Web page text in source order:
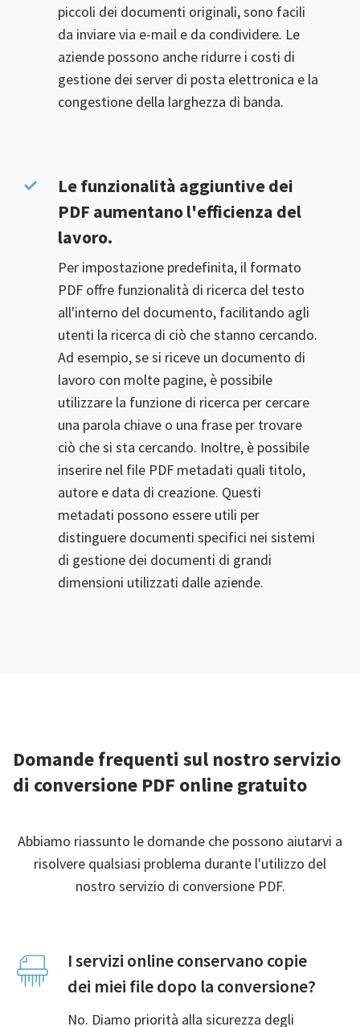
piccoli dei documenti originali, sono facili
da inviare via e-mail e da condividere. Le
aziende possono anche ridurre i costi di
gestione dei server di posta elettronica e la
congestione della larghezza di banda.
Le funzionalità aggiuntive dei
PDF aumentano l'efficienza del
lavoro.
Per impostazione predefinita, il formato
PDF offre funzionalità di ricerca del testo
all'interno del documento, facilitando agli
utenti la ricerca di ciò che stanno cercando.
Ad esempio, se si riceve un documento di
lavoro con molte pagine, è possibile
utilizzare la funzione di ricerca per cercare
una parola chiave o una frase per trovare
ciò che si sta cercando. Inoltre, è possibile
inserire nel file PDF metadati quali titolo,
autore e data di creazione. Questi
metadati possono essere utili per
distinguere documenti specifici nei sistemi
di gestione dei documenti di grandi
dimensioni utilizzati dalle aziende.
Domande frequenti sul nostro servizio
di conversione PDF online gratuito
Abbiamo riassunto le domande che possono aiutarvi a
risolvere qualsiasi problema durante l'utilizzo del
nostro servizio di conversione PDF.
I servizi online conservano copie
dei miei file dopo la conversione?
No. Diamo priorità alla sicurezza degli